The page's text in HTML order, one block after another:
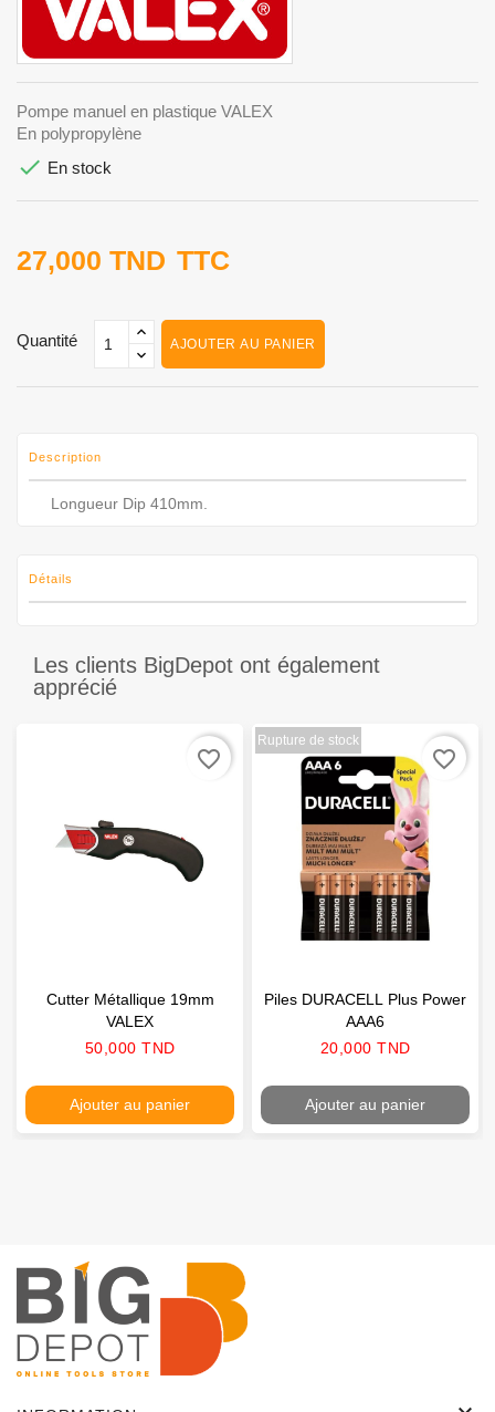
Pompe manuel en plastique VALEX
En polypropylène
 En stock
27,000 TND TTC
Quantité AJOUTER AU PANIER
Description
Longueur Dip 410mm.
Détails
Les clients BigDepot ont également
apprécié
Cutter Métallique 19mm
VALEX
Prix
50,000 TND
Ajouter au panier
favorite_border
Rupture de stock
Piles DURACELL Plus Power
AAA6
Prix
20,000 TND
Ajouter au panier
favorite_border